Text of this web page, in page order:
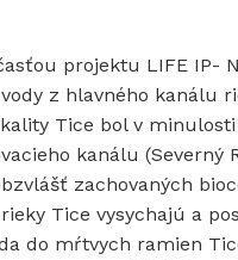
projektu LIFE IP-
z hlavného kanálu
Tice bol v
kanálu
zachovaných
Tice vysychajú a
do mŕtvych ramien